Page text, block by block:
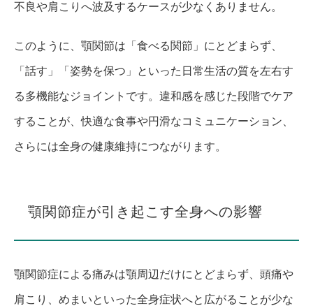
不良や肩こりへ波及するケースが少なくありません。
このように、顎関節は「食べる関節」にとどまらず、
「話す」「姿勢を保つ」といった日常生活の質を左右す
る多機能なジョイントです。違和感を感じた段階でケア
することが、快適な食事や円滑なコミュニケーション、
さらには全身の健康維持につながります。
顎関節症が引き起こす全身への影響
顎関節症による痛みは顎周辺だけにとどまらず、頭痛や
肩こり、めまいといった全身症状へと広がることが少な